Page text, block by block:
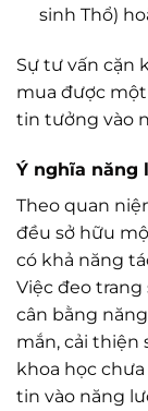
sinh Thổ)
Sự tư vấn cặn
mua được
tin tưởng vào
Ý nghĩa năng
Theo quan
đều sở hữu
có khả năng
Việc đeo
cân bằng
mắn, cải thiện
khoa học
tin vào năng